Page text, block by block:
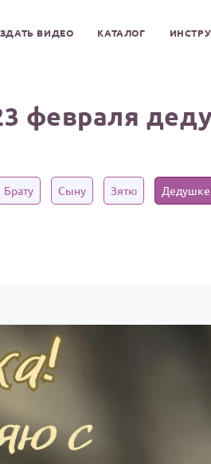
ВИДЕО КАТАЛОГ
февраля
Брату Сыну Зятю Дедушке